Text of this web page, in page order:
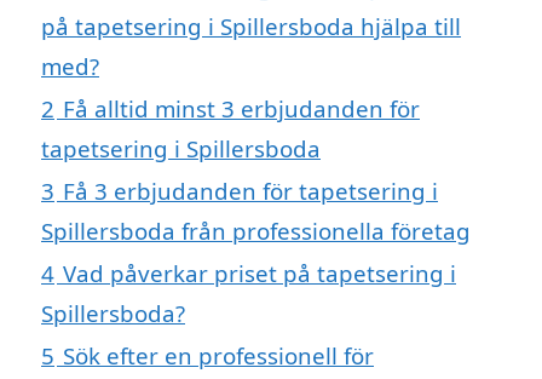
på tapetsering i Spillersboda hjälpa till
med?
2 Få alltid minst 3 erbjudanden för
tapetsering i Spillersboda
3 Få 3 erbjudanden för tapetsering i
Spillersboda från professionella företag
4 Vad påverkar priset på tapetsering i
Spillersboda?
5 Sök efter en professionell för